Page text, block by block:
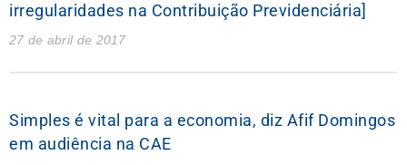
irregularidades na Contribuição Previdenciária]
27 de abril de 2017
Simples é vital para a economia, diz Afif Domingos
em audiência na CAE